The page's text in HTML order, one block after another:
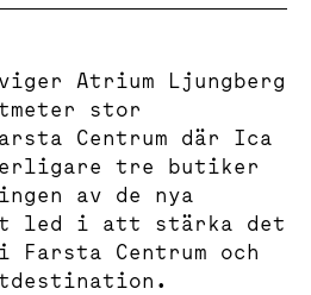
Atrium Ljungberg
stor
Centrum där Ica
tre butiker
av de nya
led i att stärka det
Centrum och